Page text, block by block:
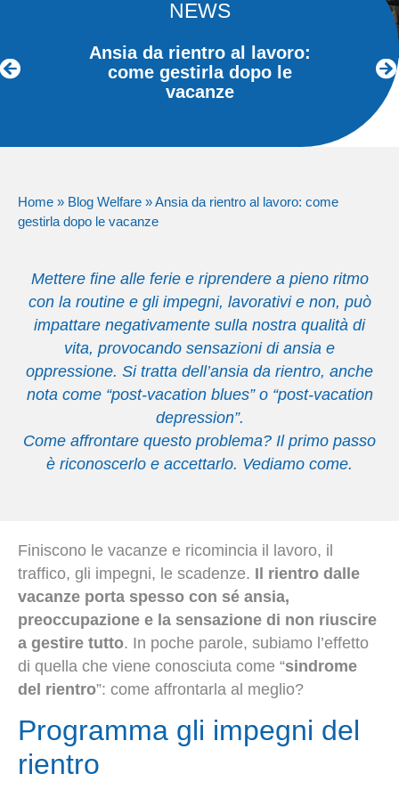
NEWS
Ansia da rientro al lavoro:
come gestirla dopo le
vacanze
Home » Blog Welfare »Ansia da rientro al lavoro: come
gestirla dopo le vacanze
Mettere fine alle ferie e riprendere a pieno ritmo
con la routine e gli impegni, lavorativi e non, può
impattare negativamente sulla nostra qualità di
vita, provocando sensazioni di ansia e
oppressione. Si tratta dell’ansia da rientro, anche
nota come “post-vacation blues” o “post-vacation
depression”.
Come affrontare questo problema? Il primo passo
è riconoscerlo e accettarlo. Vediamo come.
Finiscono le vacanze e ricomincia il lavoro, il
traffico, gli impegni, le scadenze. Il rientro dalle
vacanze porta spesso con sé ansia,
preoccupazione e la sensazione di non riuscire
a gestire tutto. In poche parole, subiamo l’effetto
di quella che viene conosciuta come “sindrome
del rientro”: come affrontarla al meglio?
Programma gli impegni del
rientro